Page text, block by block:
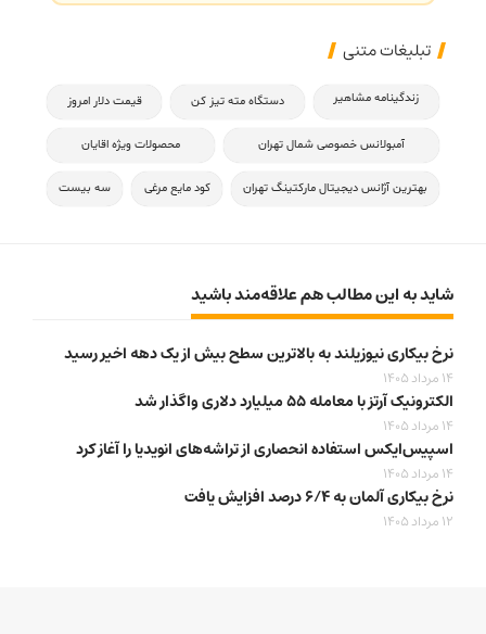
تبلیغات متنی
زندگینامه مشاهیر دستگاه مته تیز کن قیمت دلار امروز
آمبولانس خصوصی شمال تهران محصولات ویژه اقایان
بهترین آژانس دیجیتال مارکتینگ تهران کود مایع مرغی سه بیست
شاید به این مطالب هم علاقه‌مند باشید
نرخ بیکاری نیوزیلند به بالاترین سطح بیش از یک دهه اخیر رسید
14 مرداد 1405
الکترونیک آرتز با معامله ۵۵ میلیارد دلاری واگذار شد
14 مرداد 1405
اسپیس‌ایکس استفاده انحصاری از تراشه‌های انویدیا را آغاز کرد
14 مرداد 1405
نرخ بیکاری آلمان به ۶/۴ درصد افزایش یافت
12 مرداد 1405